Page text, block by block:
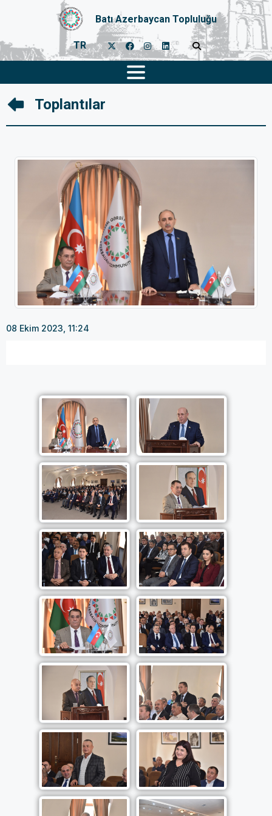
Batı Azerbaycan Topluluğu
TR
Toplantılar
08 Ekim 2023, 11:24